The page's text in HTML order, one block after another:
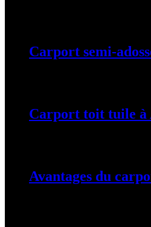
Carport semi-
Carport toit tuile à
Avantages du